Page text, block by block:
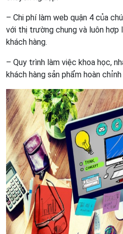
– Chi phí làm web quận 4 của
với thị trường chung và luôn hợp
khách hàng.
– Quy trình làm việc khoa học,
khách hàng sản phẩm hoàn